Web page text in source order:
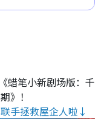
蜡笔小新剧场版：千
》！
手拯救屋企人啦↓